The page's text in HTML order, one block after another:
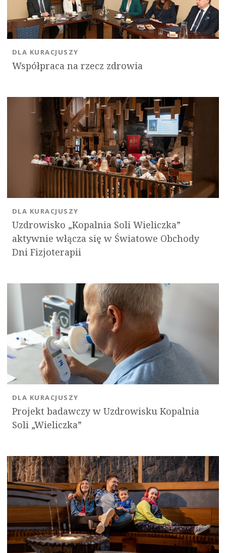
Współpraca na rzecz zdrowia
DLA KURACJUSZY
Uzdrowisko „Kopalnia Soli Wieliczka”
aktywnie włącza się w Światowe Obchody
Dni Fizjoterapii
DLA KURACJUSZY
Projekt badawczy w Uzdrowisku Kopalnia
Soli „Wieliczka”
DLA KURACJUSZY
OK